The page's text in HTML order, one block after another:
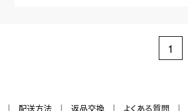
1
配送方法 返品交換 よくある質問